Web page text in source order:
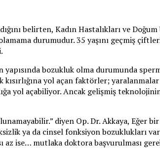
belirten, Kadın Hastalıkları ve Doğum
durumudur. 35 yaşını geçmiş
bozukluk olma durumunda
kısırlığına yol açan faktörler;
yol açabiliyor. Ancak gelişmiş
diyen Op. Dr. Akkaya, Eğer
ya da cinsel fonksiyon bozuklukları
az ise… mutlaka doktora başvurulması